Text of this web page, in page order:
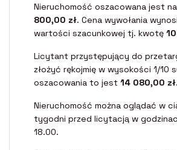
Nieruchomość oszacowana jest
800,00 zł. Cena wywołania
wartości szacunkowej tj. kwotę
Licytant przystępujący do
złożyć rękojmię w wysokości 1/10
oszacowania to jest 14 080,00 zł.
Nieruchomość można oglądać w
tygodni przed licytacją w
18.00.